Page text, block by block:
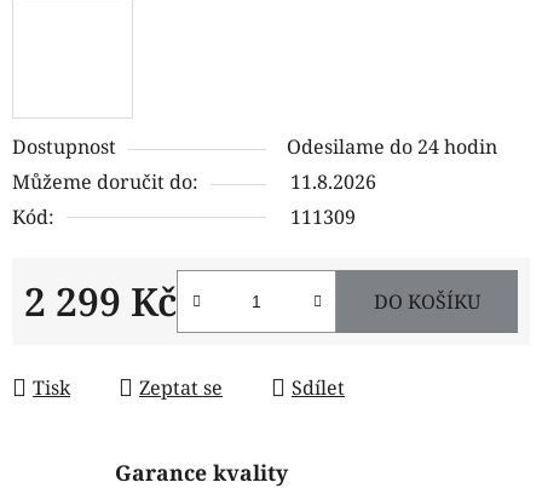
Dostupnost
Odesilame do 24 hodin
Můžeme doručit do:
11.8.2026
Kód:
111309
2 299 Kč DO KOŠÍKU
Tisk Zeptat se Sdílet
Garance kvality